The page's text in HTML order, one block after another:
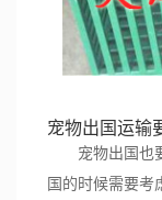
宠物出国运输
宠物出国也
国的时候需要考